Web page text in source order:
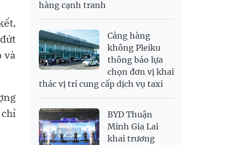
và
SGD
USD
26,000 26,030 26,410
hàng cạnh tranh
Cảng hàng
không Pleiku
thông báo lựa
chọn đơn vị khai
thác vị trí cung cấp dịch vụ taxi
BYD Thuận
Minh Gia Lai
khai trương